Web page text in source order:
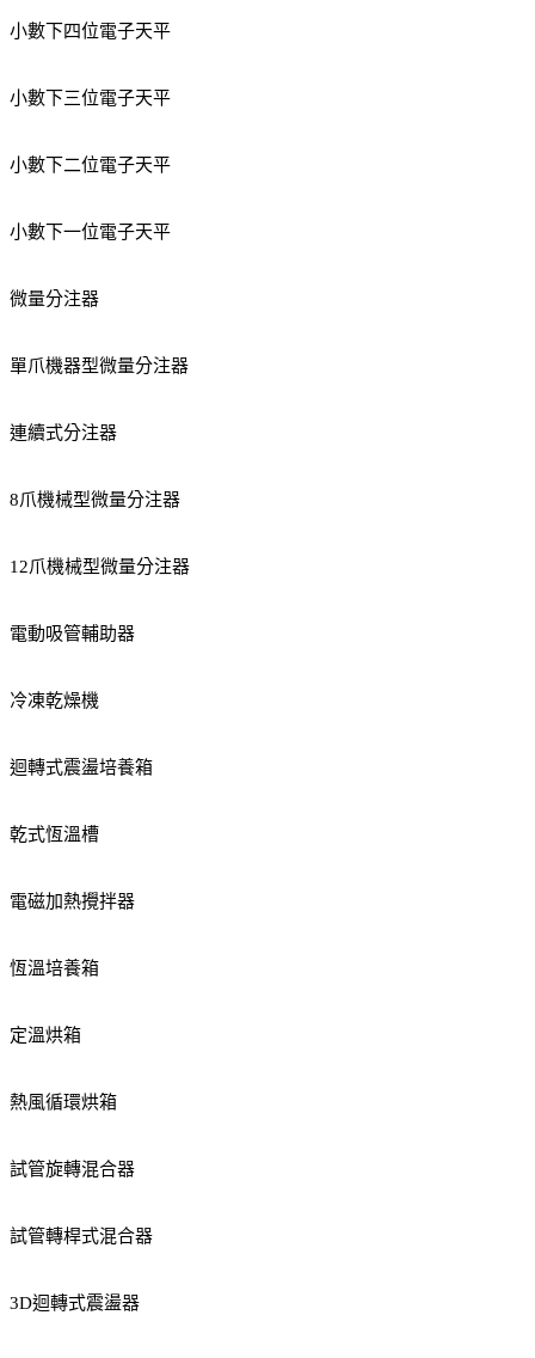
小數下四位電子天平
小數下三位電子天平
小數下二位電子天平
小數下一位電子天平
微量分注器
單爪機器型微量分注器
連續式分注器
8爪機械型微量分注器
12爪機械型微量分注器
電動吸管輔助器
冷凍乾燥機
迴轉式震盪培養箱
乾式恆溫槽
電磁加熱攪拌器
恆溫培養箱
定溫烘箱
熱風循環烘箱
試管旋轉混合器
試管轉桿式混合器
3D迴轉式震盪器